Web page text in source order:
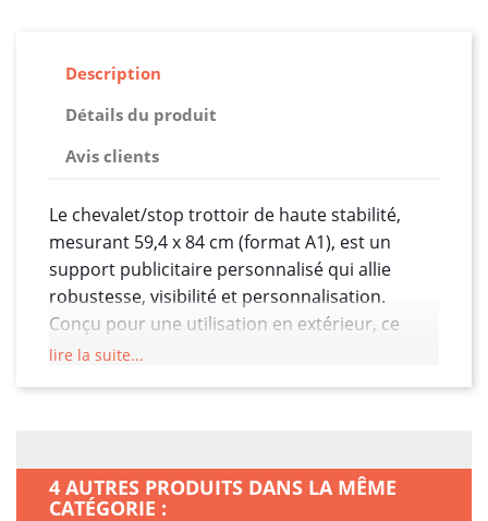
Description
Détails du produit
Avis clients
Le chevalet/stop trottoir de haute stabilité,
mesurant 59,4 x 84 cm (format A1), est un
support publicitaire personnalisé qui allie
robustesse, visibilité et personnalisation.
Conçu pour une utilisation en extérieur, ce
chevalet est idéal pour afficher des messages
La construction de ce chevalet est caractérisée
lire la suite...
4 AUTRES PRODUITS DANS LA MÊME
CATÉGORIE :